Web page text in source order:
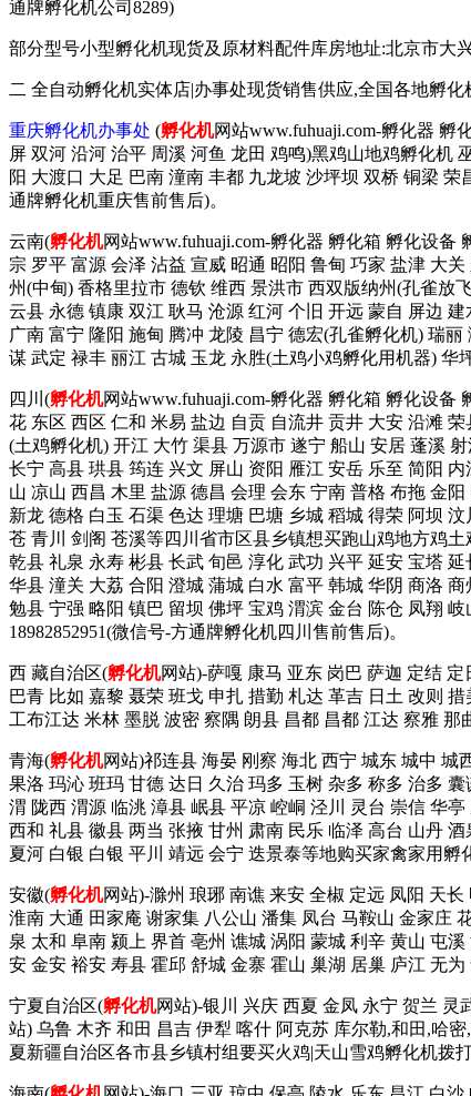
通牌孵化机公司8289)
部分型号小型孵化机现货及原材料配件库房地址:北京市大
二 全自动孵化机实体店|办事处现货销售供应,全国各地孵化
重庆孵化机办事处 (孵化机网站www.fuhuaji.com-孵化器 孵
屏 双河 沿河 治平 周溪 河鱼 龙田 鸡鸣)黑鸡山地鸡孵化机
阳 大渡口 大足 巴南 潼南 丰都 九龙坡 沙坪坝 双桥 铜梁
通牌孵化机重庆售前售后)。
云南(孵化机网站www.fuhuaji.com-孵化器 孵化箱 孵化设
宗 罗平 富源 会泽 沾益 宣威 昭通 昭阳 鲁甸 巧家 盐津 大
州(中甸) 香格里拉市 德钦 维西 景洪市 西双版纳州(孔雀放
云县 永德 镇康 双江 耿马 沧源 红河 个旧 开远 蒙自 屏边
广南 富宁 隆阳 施甸 腾冲 龙陵 昌宁 德宏(孔雀孵化机) 瑞
谋 武定 禄丰 丽江 古城 玉龙 永胜(土鸡小鸡孵化用机器) 华
四川(孵化机网站www.fuhuaji.com-孵化器 孵化箱 孵化设
花 东区 西区 仁和 米易 盐边 自贡 自流井 贡井 大安 沿滩
(土鸡孵化机) 开江 大竹 渠县 万源市 遂宁 船山 安居 蓬溪
长宁 高县 珙县 筠连 兴文 屏山 资阳 雁江 安岳 乐至 简阳
山 凉山 西昌 木里 盐源 德昌 会理 会东 宁南 普格 布拖 金
新龙 德格 白玉 石渠 色达 理塘 巴塘 乡城 稻城 得荣 阿坝
苍 青川 剑阁 苍溪等四川省市区县乡镇想买跑山鸡地方鸡土
乾县 礼泉 永寿 彬县 长武 旬邑 淳化 武功 兴平 延安 宝塔
华县 潼关 大荔 合阳 澄城 蒲城 白水 富平 韩城 华阴 商洛
勉县 宁强 略阳 镇巴 留坝 佛坪 宝鸡 渭滨 金台 陈仓 凤翔
18982852951(微信号-方通牌孵化机四川售前售后)。
西 藏自治区(孵化机网站)-萨嘎 康马 亚东 岗巴 萨迦 定结
巴青 比如 嘉黎 聂荣 班戈 申扎 措勤 札达 革吉 日土 改则
工布江达 米林 墨脱 波密 察隅 朗县 昌都 昌都 江达 察雅 那
青海(孵化机网站)祁连县 海晏 刚察 海北 西宁 城东 城中 城
果洛 玛沁 班玛 甘德 达日 久治 玛多 玉树 杂多 称多 治多
渭 陇西 渭源 临洮 漳县 岷县 平凉 崆峒 泾川 灵台 崇信 华
西和 礼县 徽县 两当 张掖 甘州 肃南 民乐 临泽 高台 山丹
夏河 白银 白银 平川 靖远 会宁 迭景泰等地购买家禽家用孵
安徽(孵化机网站)-滁州 琅琊 南谯 来安 全椒 定远 凤阳 天
淮南 大通 田家庵 谢家集 八公山 潘集 凤台 马鞍山 金家庄
泉 太和 阜南 颍上 界首 亳州 谯城 涡阳 蒙城 利辛 黄山 屯
安 金安 裕安 寿县 霍邱 舒城 金寨 霍山 巢湖 居巢 庐江 无
宁夏自治区(孵化机网站)-银川 兴庆 西夏 金凤 永宁 贺兰 灵
站) 乌鲁 木齐 和田 昌吉 伊犁 喀什 阿克苏 库尔勒,和田,哈
夏新疆自治区各市县乡镇村组要买火鸡|天山雪鸡孵化机拨打